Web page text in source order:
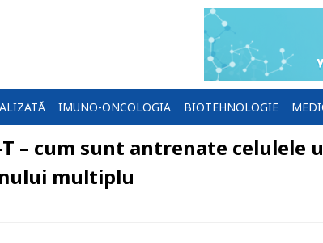
IMUNO-ONCOLOGIA BIOTEHNOLOGIE
T – cum sunt antrenate celulele
multiplu